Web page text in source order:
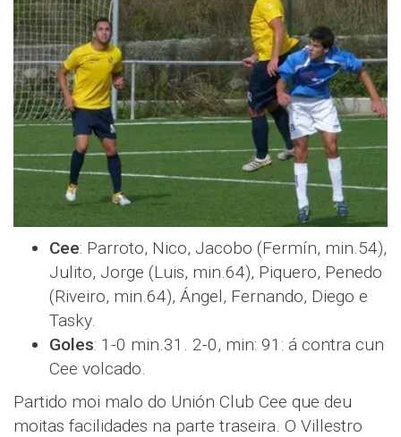
Cee: Parroto, Nico, Jacobo (Fermín, min.54),
Julito, Jorge (Luis, min.64), Piquero, Penedo
(Riveiro, min.64), Ángel, Fernando, Diego e
Tasky.
Goles: 1-0 min.31. 2-0, min: 91: á contra cun
Cee volcado.
Partido moi malo do Unión Club Cee que deu
moitas facilidades na parte traseira. O Villestro